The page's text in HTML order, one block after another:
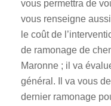
vous permettra de
vous renseigne
le coût de
de ramonage de
Maronne ; il va
général. Il va vous
dernier ramonage